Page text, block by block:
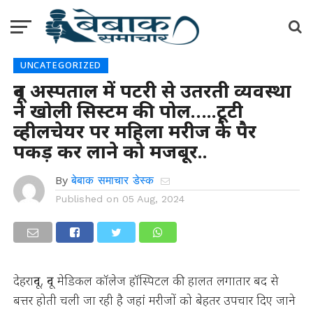
UNCATEGORIZED
दून अस्पताल में पटरी से उतरती व्यवस्था
ने खोली सिस्टम की पोल…..टूटी
व्हीलचेयर पर महिला मरीज के पैर
पकड़ कर लाने को मजबूर..
By बेबाक समाचार डेस्क
Published on 05 Aug, 2024
देहरादून, दून मेडिकल कॉलेज हॉस्पिटल की हालत लगातार बद से
बत्तर होती चली जा रही है जहां मरीजों को बेहतर उपचार दिए जाने